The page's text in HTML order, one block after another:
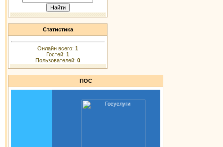
Статистика
Онлайн всего: 1
Гостей: 1
Пользователей: 0
ПОС